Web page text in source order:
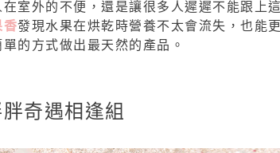
室外的不便，還是讓很多人遲遲不能跟上這
香發現水果在烘乾時營養不太會流失，也能更
的方式做出最天然的產品。
胖奇遇相逢組